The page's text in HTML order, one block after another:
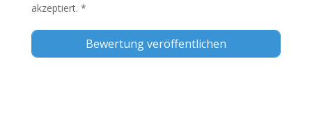
akzeptiert. *